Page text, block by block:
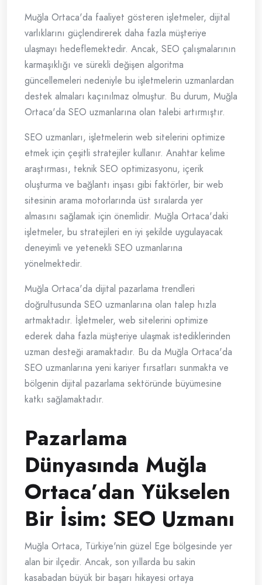
Muğla Ortaca'da faaliyet gösteren işletmeler, dijital
varlıklarını güçlendirerek daha fazla müşteriye
ulaşmayı hedeflemektedir. Ancak, SEO çalışmalarının
karmaşıklığı ve sürekli değişen algoritma
güncellemeleri nedeniyle bu işletmelerin uzmanlardan
destek almaları kaçınılmaz olmuştur. Bu durum, Muğla
Ortaca'da SEO uzmanlarına olan talebi artırmıştır.
SEO uzmanları, işletmelerin web sitelerini optimize
etmek için çeşitli stratejiler kullanır. Anahtar kelime
araştırması, teknik SEO optimizasyonu, içerik
oluşturma ve bağlantı inşası gibi faktörler, bir web
sitesinin arama motorlarında üst sıralarda yer
almasını sağlamak için önemlidir. Muğla Ortaca'daki
işletmeler, bu stratejileri en iyi şekilde uygulayacak
deneyimli ve yetenekli SEO uzmanlarına
yönelmektedir.
Muğla Ortaca'da dijital pazarlama trendleri
doğrultusunda SEO uzmanlarına olan talep hızla
artmaktadır. İşletmeler, web sitelerini optimize
ederek daha fazla müşteriye ulaşmak istediklerinden
uzman desteği aramaktadır. Bu da Muğla Ortaca'da
SEO uzmanlarına yeni kariyer fırsatları sunmakta ve
bölgenin dijital pazarlama sektöründe büyümesine
katkı sağlamaktadır.
Pazarlama
Dünyasında Muğla
Ortaca’dan Yükselen
Bir İsim: SEO Uzmanı
Muğla Ortaca, Türkiye'nin güzel Ege bölgesinde yer
alan bir ilçedir. Ancak, son yıllarda bu sakin
kasabadan büyük bir başarı hikayesi ortaya